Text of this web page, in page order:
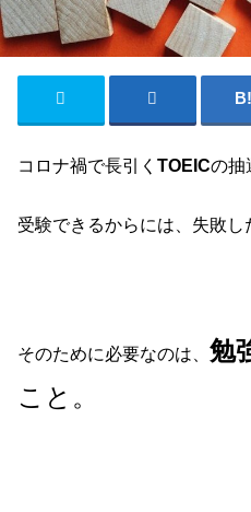
コロナ禍で長引くTOEICの抽
受験できるからには、失敗し
そのために必要なのは、勉
こと。